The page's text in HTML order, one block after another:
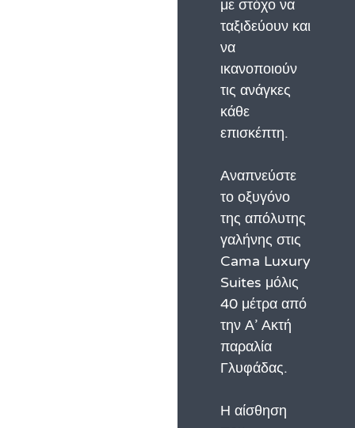
με στόχο να
ταξιδεύουν και
να
ικανοποιούν
τις ανάγκες
κάθε
επισκέπτη.
Αναπνεύστε
το οξυγόνο
της απόλυτης
γαλήνης στις
Cama Luxury
Suites μόλις
40 μέτρα από
την Α’ Ακτή
παραλία
Γλυφάδας.
Η αίσθηση